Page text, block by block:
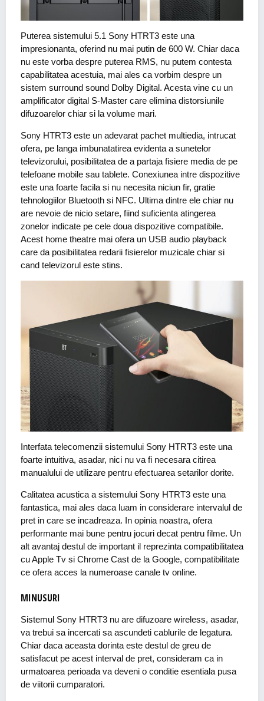
Puterea sistemului 5.1 Sony HTRT3 este una
impresionanta, oferind nu mai putin de 600 W. Chiar daca
nu este vorba despre puterea RMS, nu putem contesta
capabilitatea acestuia, mai ales ca vorbim despre un
sistem surround sound Dolby Digital. Acesta vine cu un
amplificator digital S-Master care elimina distorsiunile
difuzoarelor chiar si la volume mari.
Sony HTRT3 este un adevarat pachet multiedia, intrucat
ofera, pe langa imbunatatirea evidenta a sunetelor
televizorului, posibilitatea de a partaja fisiere media de pe
telefoane mobile sau tablete. Conexiunea intre dispozitive
este una foarte facila si nu necesita niciun fir, gratie
tehnologiilor Bluetooth si NFC. Ultima dintre ele chiar nu
are nevoie de nicio setare, fiind suficienta atingerea
zonelor indicate pe cele doua dispozitive compatibile.
Acest home theatre mai ofera un USB audio playback
care da posibilitatea redarii fisierelor muzicale chiar si
cand televizorul este stins.
Interfata telecomenzii sistemului Sony HTRT3 este una
foarte intuitiva, asadar, nici nu va fi necesara citirea
manualului de utilizare pentru efectuarea setarilor dorite.
Calitatea acustica a sistemului Sony HTRT3 este una
fantastica, mai ales daca luam in considerare intervalul de
pret in care se incadreaza. In opinia noastra, ofera
performante mai bune pentru jocuri decat pentru filme. Un
alt avantaj destul de important il reprezinta compatibilitatea
cu Apple Tv si Chrome Cast de la Google, compatibilitate
ce ofera acces la numeroase canale tv online.
MINUSURI
Sistemul Sony HTRT3 nu are difuzoare wireless, asadar,
va trebui sa incercati sa ascundeti cablurile de legatura.
Chiar daca aceasta dorinta este destul de greu de
satisfacut pe acest interval de pret, consideram ca in
urmatoarea perioada va deveni o conditie esentiala pusa
de viitorii cumparatori.